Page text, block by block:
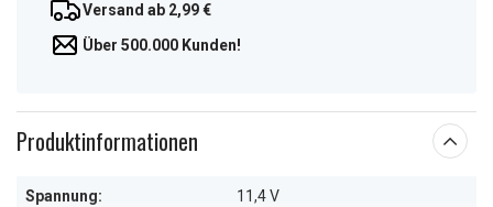
Versand ab 2,99 €
Über 500.000 Kunden!
Produktinformationen
Spannung: 11,4 V